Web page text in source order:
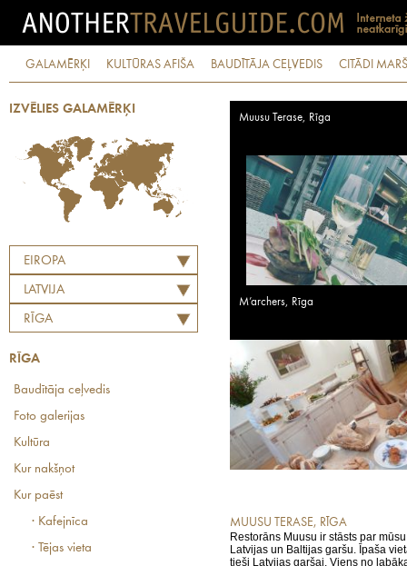
GALAMĒRĶI KULTŪRAS AFIŠA BAUDĪTĀJA CEĻVEDIS CITĀDI
IZVĒLIES GALAMĒRĶI
EIROPA
LATVIJA
RĪGA
RĪGA
Baudītāja ceļvedis
Foto galerijas
Kultūra
Kur nakšņot
Kur paēst
· Kafejnīca
· Tējas vieta
Muusu Terase, Rīga
M’archers, Rīga
MUUSU TERASE, RĪGA
Restorāns Muusu ir stāsts par
Latvijas un Baltijas garšu. Īpaša
tieši Latvijas garšai. Viens no